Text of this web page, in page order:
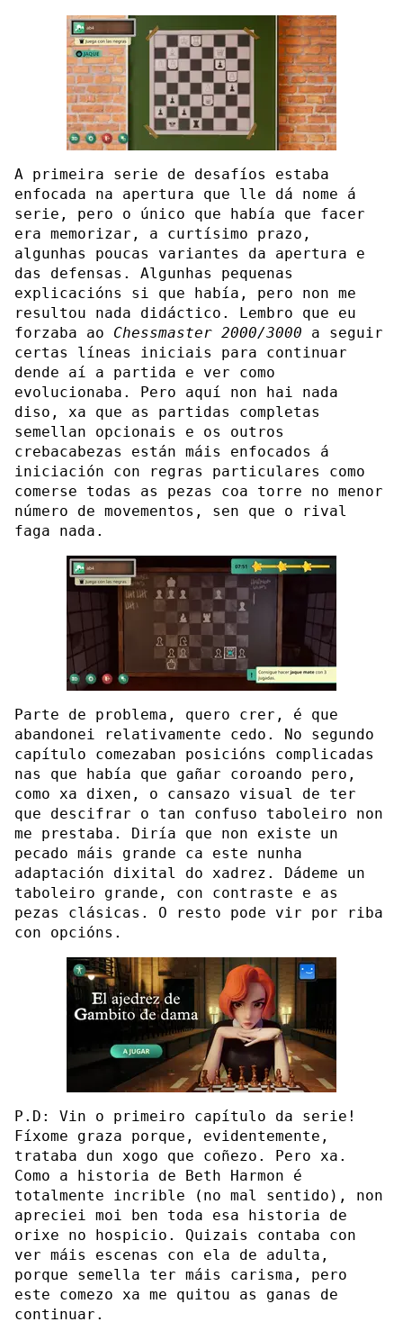
A primeira serie de desafíos estaba
enfocada na apertura que lle dá nome á
serie, pero o único que había que facer
era memorizar, a curtísimo prazo,
algunhas poucas variantes da apertura e
das defensas. Algunhas pequenas
explicacións si que había, pero non me
resultou nada didáctico. Lembro que eu
forzaba ao Chessmaster 2000/3000 a seguir
certas líneas iniciais para continuar
dende aí a partida e ver como
evolucionaba. Pero aquí non hai nada
diso, xa que as partidas completas
semellan opcionais e os outros
crebacabezas están máis enfocados á
iniciación con regras particulares como
comerse todas as pezas coa torre no menor
número de movementos, sen que o rival
faga nada.
Parte de problema, quero crer, é que
abandonei relativamente cedo. No segundo
capítulo comezaban posicións complicadas
nas que había que gañar coroando pero,
como xa dixen, o cansazo visual de ter
que descifrar o tan confuso taboleiro non
me prestaba. Diría que non existe un
pecado máis grande ca este nunha
adaptación dixital do xadrez. Dádeme un
taboleiro grande, con contraste e as
pezas clásicas. O resto pode vir por riba
con opcións.
P.D: Vin o primeiro capítulo da serie!
Fíxome graza porque, evidentemente,
trataba dun xogo que coñezo. Pero xa.
Como a historia de Beth Harmon é
totalmente incrible (no mal sentido), non
apreciei moi ben toda esa historia de
orixe no hospicio. Quizais contaba con
ver máis escenas con ela de adulta,
porque semella ter máis carisma, pero
este comezo xa me quitou as ganas de
continuar.